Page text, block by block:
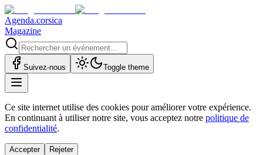
Agenda.corsica
Magazine
Suivez-nous Toggle theme
Ce site internet utilise des cookies pour améliorer votre expérience.
En continuant à utiliser notre site, vous acceptez notre politique de
confidentialité.
Accepter Rejeter